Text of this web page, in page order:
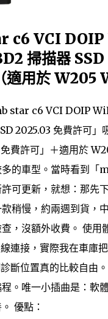
c6 VCI
掃描器
適用於 W205
star c6 VCI DOIP
2025.03 免費許可」
費許可」＋適用於
的車型。當時看到「
可更新，就想：那先
稍慢，約兩週到貨，
，沒額外收費。 使用
連接，實際我在車庫
斷位置真的比較自由
。唯一小插曲是：軟
優點：